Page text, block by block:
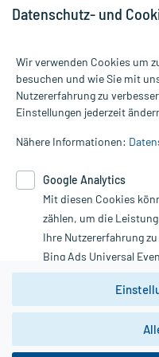
Alle Preise gelten inkl.
Informationen auf dieser
die Untersuchung und
Therapien eingeleitet
Google Analytics. Lesen
unserer
nutzen Sie das Formular:
Vertrag widerrufen
*Hinweise zu unseren
Datenschutz- und
Wir verwenden Cookies um
besuchen und wie Sie mit
Nutzererfahrung zu
Einstellungen jederzeit
Nähere Informationen:
Google Analytics
Mit diesen Cookies
zählen, um die
Ihre Nutzererfahrung
Bing Ads Universal
Youtube-Social Plugin).
Wir weisen darauf
zwingend den
DSGVO genügen